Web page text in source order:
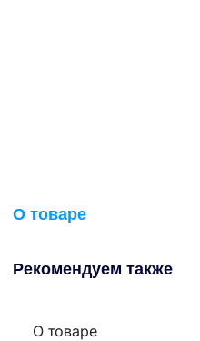
О товаре
Рекомендуем также
О товаре